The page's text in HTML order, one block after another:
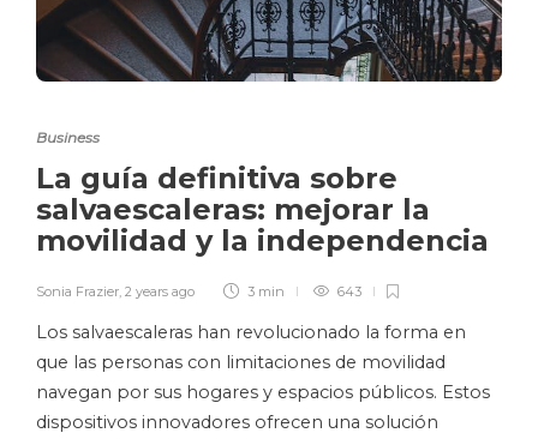
Business
La guía definitiva sobre
salvaescaleras: mejorar la
movilidad y la independencia
Sonia Frazier, 2 years ago 3 min 643
Los salvaescaleras han revolucionado la forma en
que las personas con limitaciones de movilidad
navegan por sus hogares y espacios públicos. Estos
dispositivos innovadores ofrecen una solución